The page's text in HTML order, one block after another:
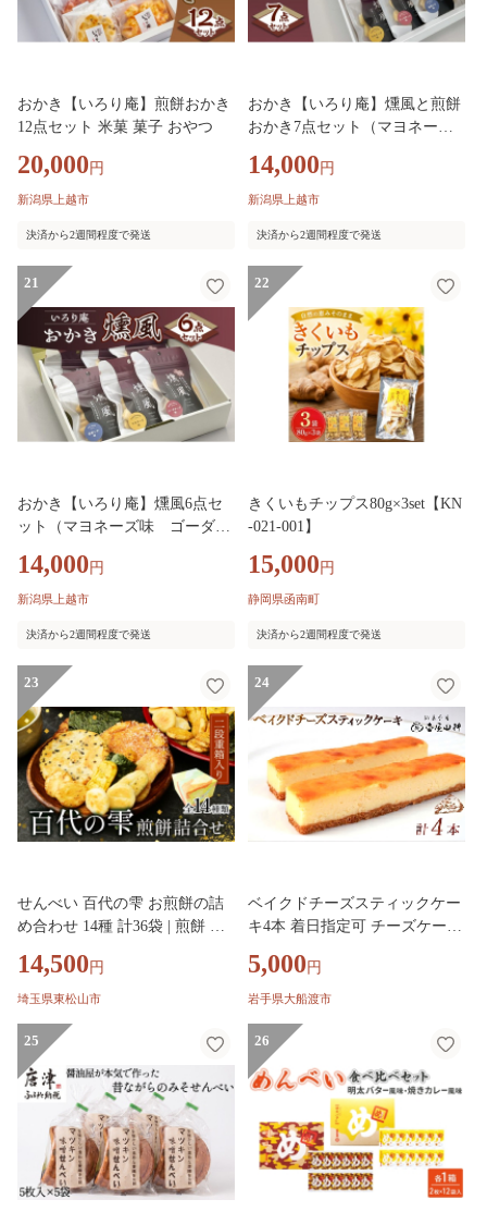
おかき【いろり庵】煎餅おかき
12点セット 米菓 菓子 おやつ
20,000 円
新潟県上越市
決済から2週間程度で発送
おかき【いろり庵】燻風と煎餅
おかき7点セット（マヨネーズ
味） 米菓 菓子 おやつ おつま
み おつまみ米菓 燻製
14,000 円
新潟県上越市
決済から2週間程度で発送
21
おかき【いろり庵】燻風6点セ
ット（マヨネーズ味 ゴーダチ
おやつ おつまみ おつまみ米菓
燻製
14,000 円
新潟県上越市
決済から2週間程度で発送
22
きくいもチップス80g×3set【KN
-021-001】
15,000 円
静岡県函南町
決済から2週間程度で発送
23
せんべい 百代の雫 お煎餅の詰
め合わせ 14種 計36袋 | 煎餅 せ
子 小分け 食べ比べ 胡麻 しょう
ゆ 醤油 サラダ えび エビ 海老
土産 お取り寄せ ギフト プレゼ
ント 贈り物 おもたせ 甘味 人気
おすすめ オススメ おやつタイ
ム 百代煎菓工房 埼玉県 東松山
14,500 円
埼玉県東松山市
24
ベイクドチーズスティックケー
キ4本 着日指定可 チーズケーキ
やつ おかし 冷凍 贈答 のし プ
レゼント ギフト 和菓子 和菓子
市
5,000 円
岩手県大船渡市
25 26